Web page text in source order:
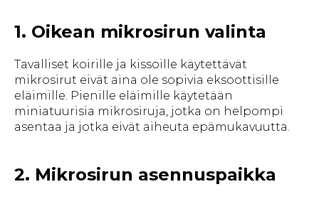
1. Oikean mikrosirun valinta
Tavalliset koirille ja kissoille käytettävät
mikrosirut eivät aina ole sopivia eksoottisille
eläimille. Pienille eläimille käytetään
miniatuurisia mikrosiruja, jotka on helpompi
asentaa ja jotka eivät aiheuta epämukavuutta.
2. Mikrosirun asennuspaikka